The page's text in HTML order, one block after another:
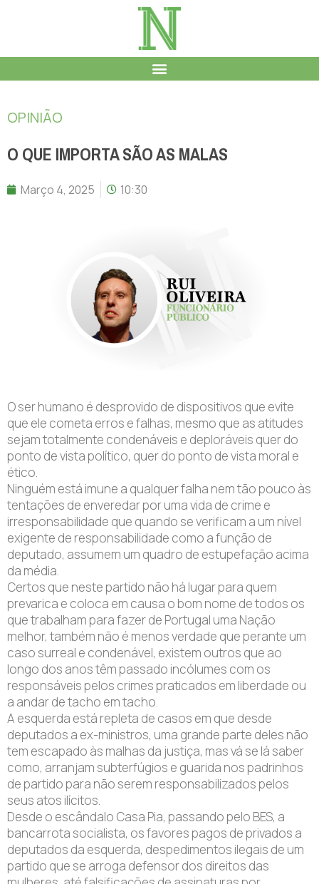
OPINIÃO
O QUE IMPORTA SÃO AS MALAS
Março 4, 2025 10:30
O ser humano é desprovido de dispositivos que evite
que ele cometa erros e falhas, mesmo que as atitudes
sejam totalmente condenáveis e deploráveis quer do
ponto de vista político, quer do ponto de vista moral e
ético.
Ninguém está imune a qualquer falha nem tão pouco às
tentações de enveredar por uma vida de crime e
irresponsabilidade que quando se verificam a um nível
exigente de responsabilidade como a função de
deputado, assumem um quadro de estupefação acima
da média.
Certos que neste partido não há lugar para quem
prevarica e coloca em causa o bom nome de todos os
que trabalham para fazer de Portugal uma Nação
melhor, também não é menos verdade que perante um
caso surreal e condenável, existem outros que ao
longo dos anos têm passado incólumes com os
responsáveis pelos crimes praticados em liberdade ou
a andar de tacho em tacho.
A esquerda está repleta de casos em que desde
deputados a ex-ministros, uma grande parte deles não
tem escapado às malhas da justiça, mas vá se lá saber
como, arranjam subterfúgios e guarida nos padrinhos
de partido para não serem responsabilizados pelos
seus atos ilícitos.
Desde o escândalo Casa Pia, passando pelo BES, a
bancarrota socialista, os favores pagos de privados a
deputados da esquerda, despedimentos ilegais de um
partido que se arroga defensor dos direitos das